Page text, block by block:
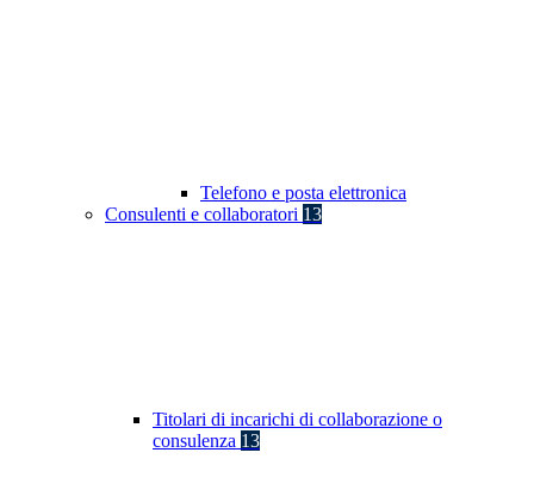
Telefono e posta elettronica
Consulenti e collaboratori 13
Titolari di incarichi di collaborazione o
consulenza 13